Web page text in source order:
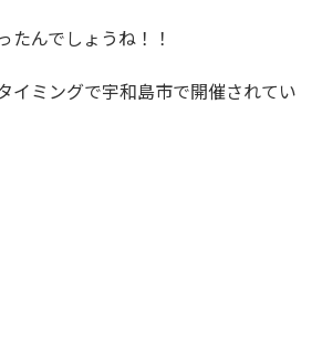
たんでしょうね！！
イミングで宇和島市で開催されてい